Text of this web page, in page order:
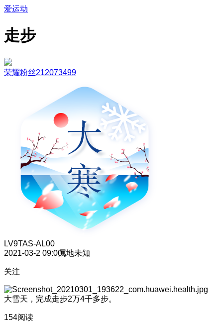
爱运动
走步
荣耀粉丝212073499
LV9TAS-AL00
2021-03-2 09:00属地未知
关注
大雪天，完成走步2万4千多步。
154阅读